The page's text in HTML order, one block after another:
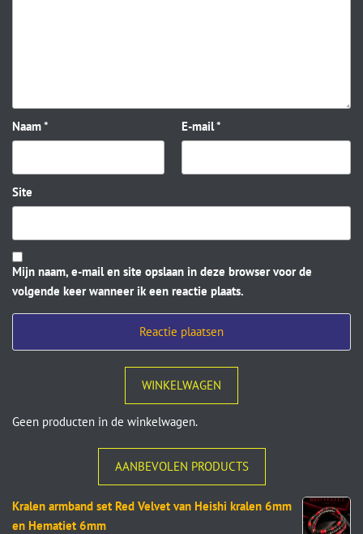
Naam* E-mail*
Site
Mijn naam, e-mail en site opslaan in deze browser voor de
volgende keer wanneer ik een reactie plaats.
WINKELWAGEN
Geen producten in de winkelwagen.
AANBEVOLEN PRODUCTS
Kralen armband set Red Velvet van Heishi kralen 6mm
en Hematiet 6mm